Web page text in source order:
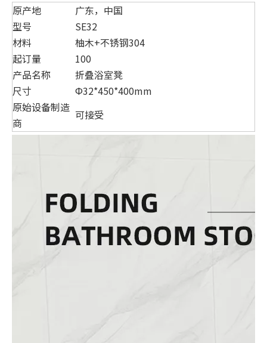
原产地
广东，中国
型号
SE32
材料
柚木+不锈钢304
起订量
100
产品名称
折叠浴室凳
尺寸
Ф32*450*400mm
原始设备制造
商
可接受